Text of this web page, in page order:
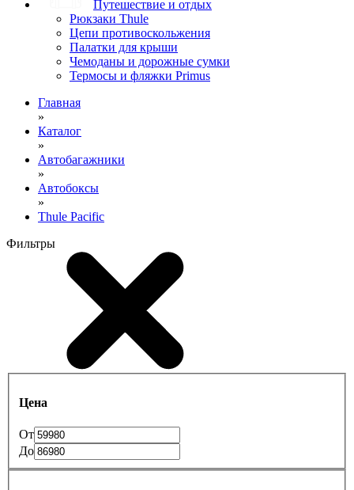
Путешествие и отдых
Рюкзаки Thule
Цепи противоскольжения
Палатки для крыши
Чемоданы и дорожные сумки
Термосы и фляжки Primus
Главная
»
Каталог
»
Автобагажники
»
Автобоксы
»
Thule Pacific
Фильтры
Цена
От
До